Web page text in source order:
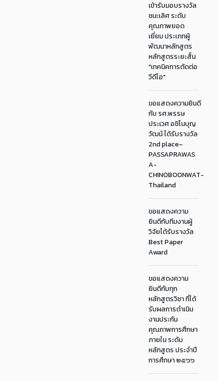
เข้ารับมอบรางวัล
ชนะเลิศ ระดับ
คุณภาพยอด
เยี่ยม ประเภทผู้
พัฒนาหลักสูตร
หลักสูตรระยะสั้น
"เทคนิคการตัดต่อ
วีดีโอ"
ขอแสดงความยินดี
กับ รศ.พรรษ
ประเวศ อชิโนบุญ
วัฒน์ ได้รับรางวัล
2nd place–
PASSAPRAWAS
A-
CHINOBOONWAT-
Thailand
ขอแสดงความ
ยินดีกับทีมงานผู้
วิจัยได้รับรางวัล
Best Paper
Award
ขอแสดงความ
ยินดีกับทุก
หลักสูตรวิชา ที่ได้
รับผลการดำเนิน
งานประกัน
คุณภาพการศึกษา
ภายใน ระดับ
หลักสูตร ประจำปี
การศึกษา ๒๕๖๖